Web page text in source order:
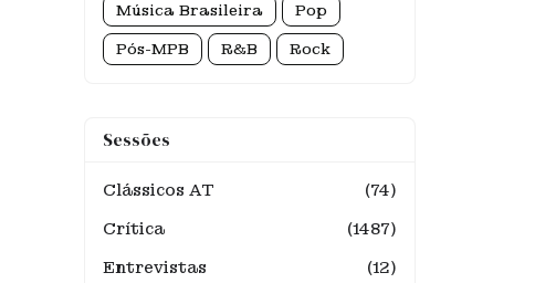
Música Brasileira Pop
Pós-MPB R&B Rock
Sessões
Clássicos AT
(74)
Crítica
(1487)
Entrevistas
(12)